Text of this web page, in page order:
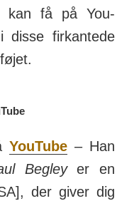
kan få på You­
fir­kantede
YouTube– Han
Begleyer en
der giver dig